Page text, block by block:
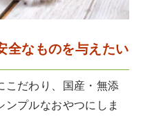
全なものを与えたい
こだわり、国産・無添
ンプルなおやつにしま